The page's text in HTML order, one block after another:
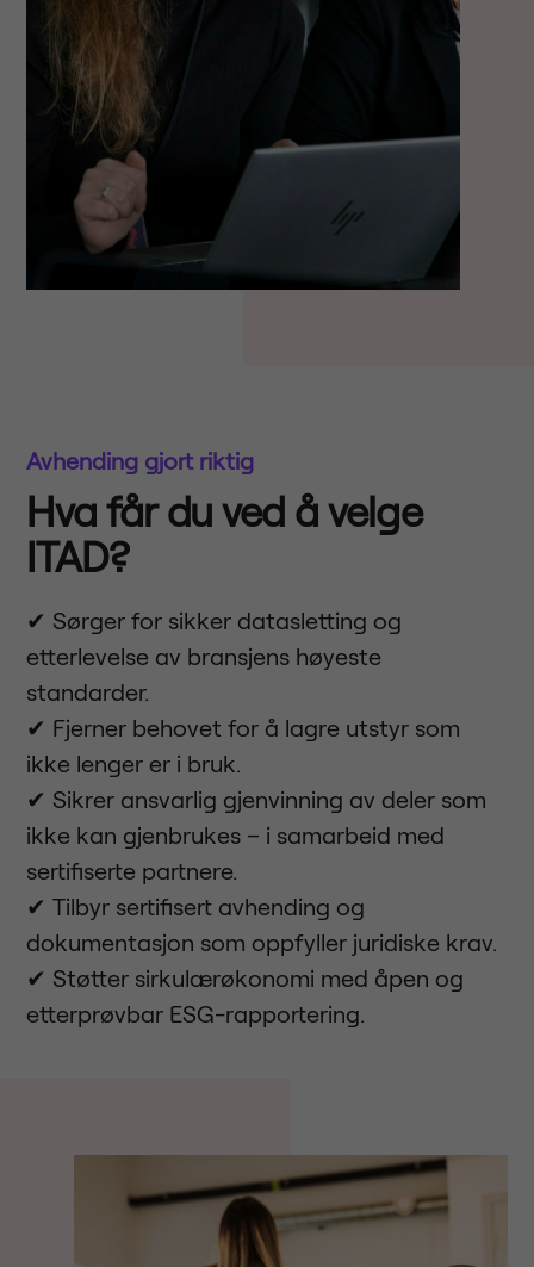
Avhending gjort riktig
Hva får du ved å velge
ITAD?
✔ Sørger for sikker datasletting og
etterlevelse av bransjens høyeste
standarder.
✔ Fjerner behovet for å lagre utstyr som
ikke lenger er i bruk.
✔ Sikrer ansvarlig gjenvinning av deler som
ikke kan gjenbrukes – i samarbeid med
sertifiserte partnere.
✔ Tilbyr sertifisert avhending og
dokumentasjon som oppfyller juridiske krav.
✔ Støtter sirkulærøkonomi med åpen og
etterprøvbar ESG-rapportering.